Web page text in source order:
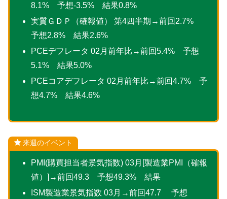
8.1% 予想-3.5% 結果0.8%
実質ＧＤＰ（確報値） 第4四半期→前回2.7%
予想2.8% 結果2.6%
PCEデフレータ 02月前年比→前回5.4% 予想
5.1% 結果5.0%
PCEコアデフレータ 02月前年比→前回4.7% 予
想4.7% 結果4.6%
来週のイベント
PMI(購買担当者景気指数) 03月[製造業PMI（確報
値）]→前回49.3 予想49.3% 結果
ISM製造業景気指数 03月→前回47.7 予想